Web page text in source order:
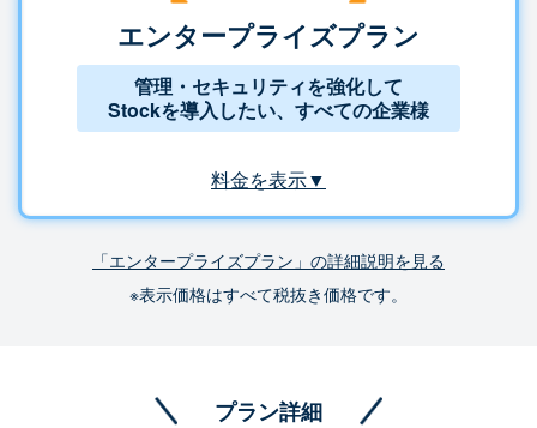
エンタープライズプラン
管理・セキュリティを強化して
Stockを導入したい、すべての企業様
料金を表示▼
「エンタープライズプラン」の詳細説明を見る
※表示価格はすべて税抜き価格です。
プラン詳細